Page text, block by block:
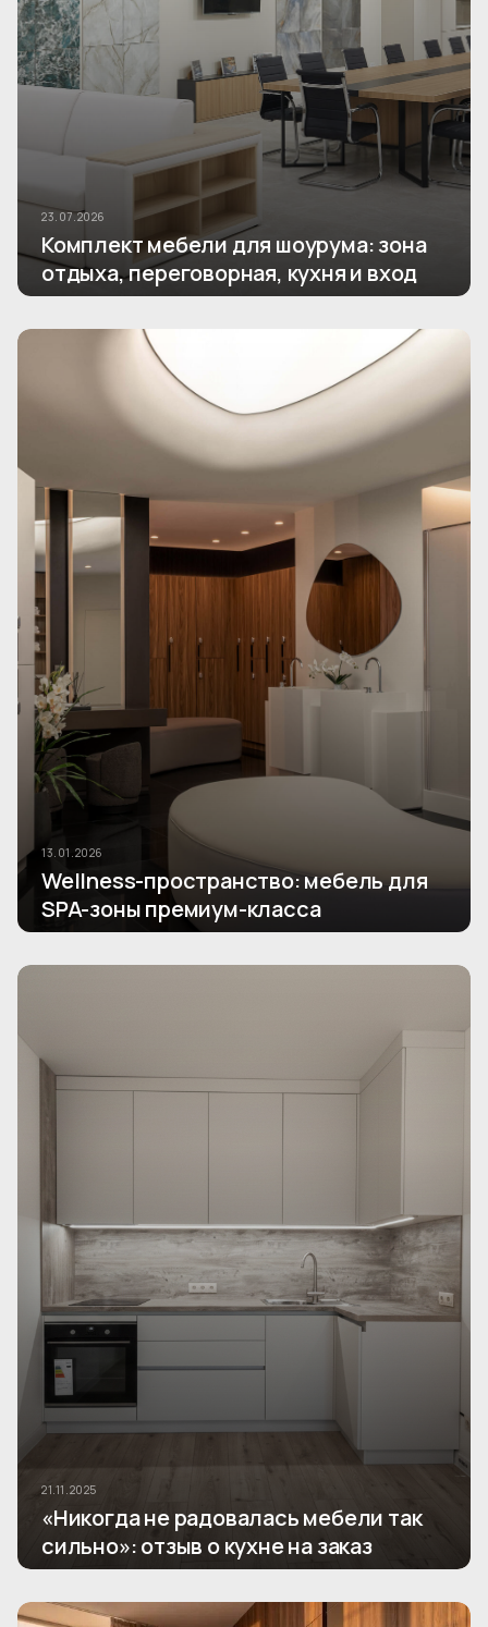
Комплект мебели для шоурума: зона
отдыха, переговорная, кухня и вход
23.07.2026
Wellness-пространство: мебель для
SPA-зоны премиум-класса
13.01.2026
«Никогда не радовалась мебели так
сильно»: отзыв о кухне на заказ
21.11.2025